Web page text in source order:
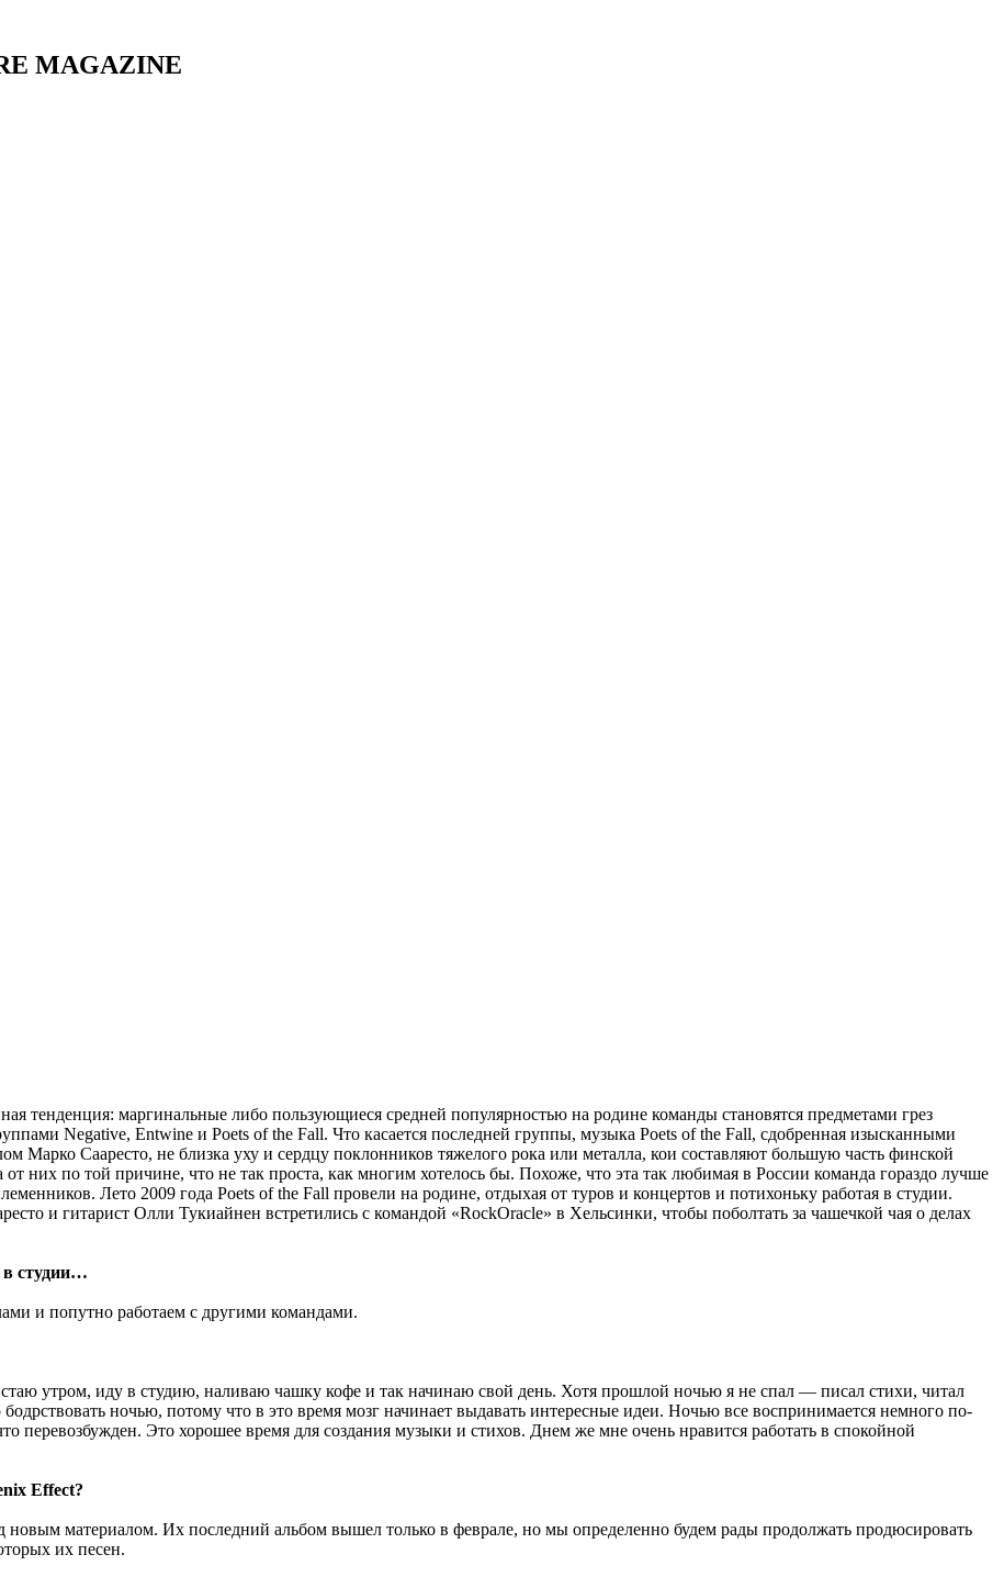
MAGAZINE
тенденция: маргинальные либо пользующиеся средней популярностью на родине команды становятся предметами грез
Negative, Entwine и Poets of the Fall. Что касается последней группы, музыка Poets of the Fall, сдобренная изысканными
Марко Сааресто, не близка уху и сердцу поклонников тяжелого рока или металла, кои составляют большую часть финской
них по той причине, что не так проста, как многим хотелось бы. Похоже, что эта так любимая в России команда гораздо лучше
Лето 2009 года Poets of the Fall провели на родине, отдыхая от туров и концертов и потихоньку работая в студии.
и гитарист Олли Тукиайнен встретились с командой «RockOracle» в Хельсинки, чтобы поболтать за чашечкой чая о делах
в студии…
и попутно работаем с другими командами.
утром, иду в студию, наливаю чашку кофе и так начинаю свой день. Хотя прошлой ночью я не спал — писал стихи, читал
ночью, потому что в это время мозг начинает выдавать интересные идеи. Ночью все воспринимается немного по-
перевозбужден. Это хорошее время для создания музыки и стихов. Днем же мне очень нравится работать в спокойной
Effect?
новым материалом. Их последний альбом вышел только в феврале, но мы определенно будем рады продолжать продюсировать
их песен.